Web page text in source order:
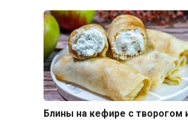
Блины на кефире с творогом